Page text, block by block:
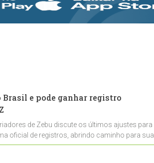
rastreabilidade e
rigor técnico para
Brasil e pode ganhar registro
de Zebu discute os últimos ajustes para
oficial de registros, abrindo caminho para sua